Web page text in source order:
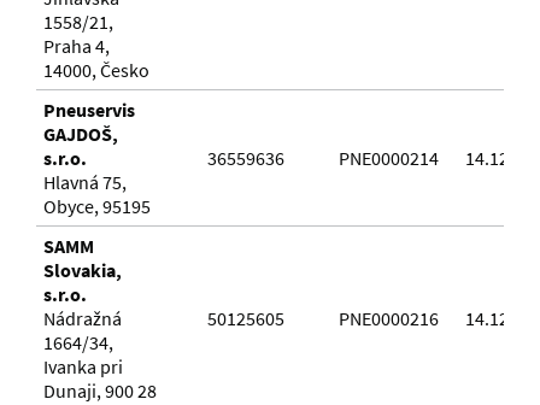
1558/21,
Praha 4,
14000, Česko
Pneuservis
GAJDOŠ,
s.r.o.
Hlavná 75,
Obyce, 95195
36559636 PNE0000214
SAMM
Slovakia,
s.r.o.
Nádražná
1664/34,
Ivanka pri
Dunaji, 900 28
50125605 PNE0000216